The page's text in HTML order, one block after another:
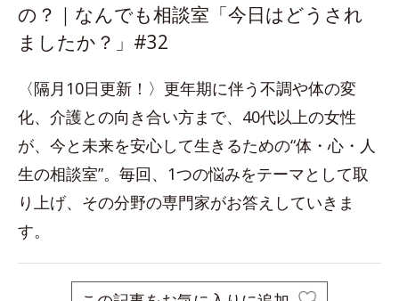
の？｜なんでも相談室「今日はどうされ
ましたか？」#32
〈隔月10日更新！〉更年期に伴う不調や体の変
化、介護との向き合い方まで、40代以上の女性
が、今と未来を安心して生きるための“体・心・人
生の相談室”。毎回、1つの悩みをテーマとして取
り上げ、その分野の専門家がお答えしていきま
す。